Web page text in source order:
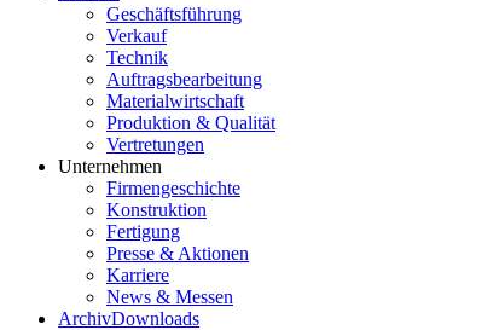
Geschäftsführung
Verkauf
Technik
Auftragsbearbeitung
Materialwirtschaft
Produktion & Qualität
Vertretungen
Unternehmen
Firmengeschichte
Konstruktion
Fertigung
Presse & Aktionen
Karriere
News & Messen
ArchivDownloads